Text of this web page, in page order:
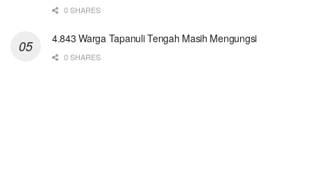
0 SHARES
4.843 Warga Tapanuli Tengah Masih Mengungsi
0 SHARES